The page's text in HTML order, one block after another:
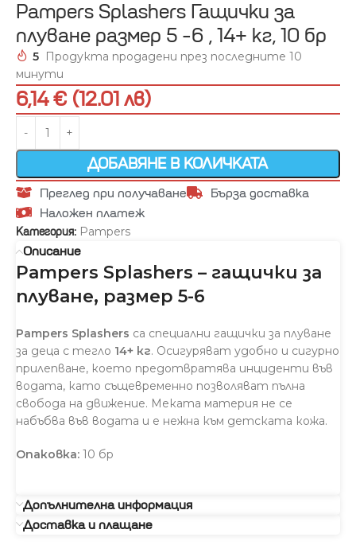
Pampers Splashers Гащички за
плуване размер 5 -6 , 14+ кг, 10 бр
5 Продукта продадени през последните 10
минути
6,14 € (12.01 лв)
ДОБАВЯНЕ В КОЛИЧКАТА
Преглед при получаване
Бърза доставка
Наложен платеж
Категория: Pampers
Описание
Pampers Splashers – гащички за
плуване, размер 5-6
Pampers Splashers са специални гащички за плуване
за деца с тегло 14+ кг. Осигуряват удобно и сигурно
прилепване, което предотвратява инциденти във
водата, като същевременно позволяват пълна
свобода на движение. Меката материя не се
набъбва във водата и е нежна към детската кожа.
Опаковка: 10 бр
Допълнителна информация
Доставка и плащане